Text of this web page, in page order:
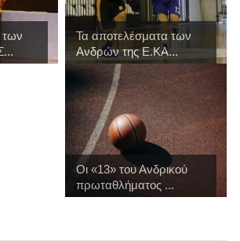
των
Τα αποτελέσματα των
Ανδρών της Ε.ΚΑ...
Οι «13» του Ανδρικού
πρωταθλήματος ...